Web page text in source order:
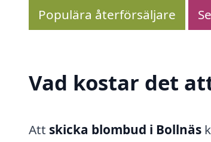
Populära återförsäljare
Vad kostar det
Att skicka blombud i Bollnäs